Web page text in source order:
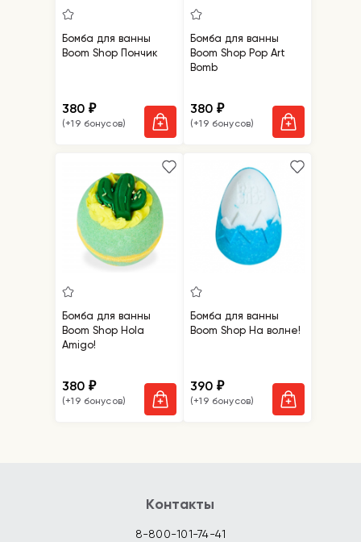
Бомба для ванны
Boom Shop Пончик
380₽
(+19 бонусов)
Бомба для ванны
Boom Shop Pop Art
Bomb
380₽
(+19 бонусов)
Бомба для ванны
Boom Shop Hola
Amigo!
380₽
(+19 бонусов)
Бомба для ванны
Boom Shop На волне!
390₽
(+19 бонусов)
Контакты
8-800-101-74-41